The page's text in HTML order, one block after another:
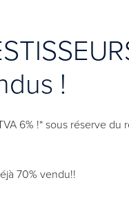
!
6% !* sous réserve
70% vendu!!